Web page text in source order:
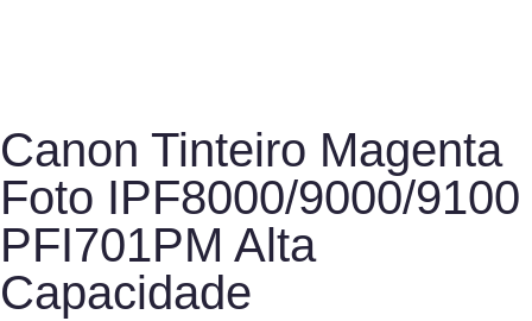
Canon Tinteiro Magenta
Foto IPF8000/9000/9100
PFI701PM Alta
Capacidade